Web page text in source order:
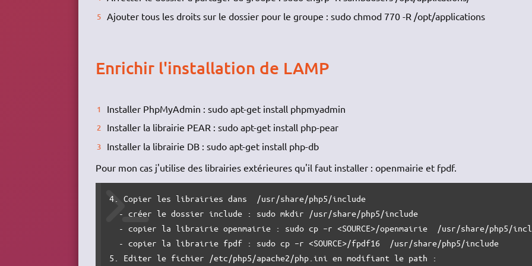
Ajouter tous les droits sur le dossier pour le groupe : sudo chmod 770 -R /opt/applications
Enrichir l'installation de LAMP
Installer PhpMyAdmin : sudo apt-get install phpmyadmin
Installer la librairie PEAR : sudo apt-get install php-pear
Installer la librairie DB : sudo apt-get install php-db
Pour mon cas j'utilise des librairies extérieures qu'il faut installer : openmairie et fpdf.
4. Copier les librairies dans  /usr/share/php5/include
  - créer le dossier include : sudo mkdir /usr/share/php5/include
- copier la librairie openmairie : sudo cp –r <SOURCE>/openmairie  /usr/share/php5/
  - copier la librairie fpdf : sudo cp –r <SOURCE>/fpdf16  /usr/share/php5/include
5. Editer le fichier /etc/php5/apache2/php.ini en modifiant le path :